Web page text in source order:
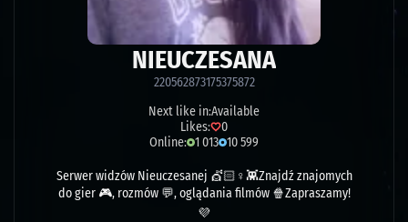
NIEUCZESANA
220562873175375872
Next like in:Available
Likes:
0
Online: 1 013 10 599
Serwer widzów Nieuczesanej 💇🏻♀👾Znajdź znajomych
do gier 🎮, rozmów 💬, oglądania filmów 🍿Zapraszamy!
💜